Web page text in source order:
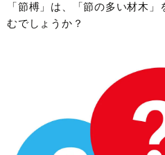
「節榑」は、「節の多い材木
むでしょうか？